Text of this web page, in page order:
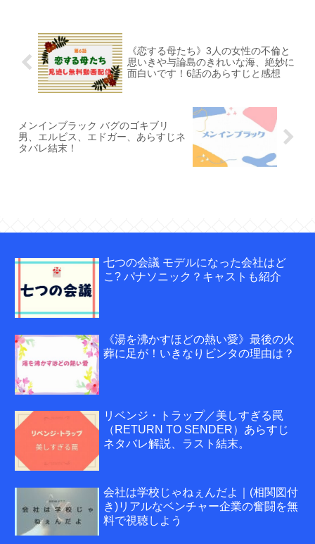
《恋する母たち》3人の女性の不倫と
思いきや与論島のきれいな海、絶妙に
面白いです！6話のあらすじと感想
メンインブラック バグのゴキブリ
男、エルビス、エドガー、あらすじネ
タバレ結末！
七つの会議 モデルになった会社はど
こ? パナソニック？キャストも紹介
《湯を沸かすほどの熱い愛》最後の火
葬に足が！いきなりビンタの理由は？
リベンジ・トラップ／美しすぎる罠
（RETURN TO SENDER）あらすじ
ネタバレ解説、ラスト結末。
会社は学校じゃねぇんだよ｜(相関図付
き)リアルなベンチャー企業の奮闘を無
料で視聴しよう